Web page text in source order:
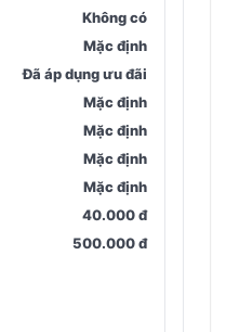
Không có
Mặc định
Đã áp dụng ưu đãi
Mặc định
Mặc định
Mặc định
Mặc định
40.000 đ
500.000 đ